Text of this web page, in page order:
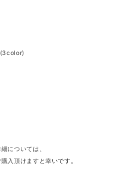
については、
入頂けますと幸いです。